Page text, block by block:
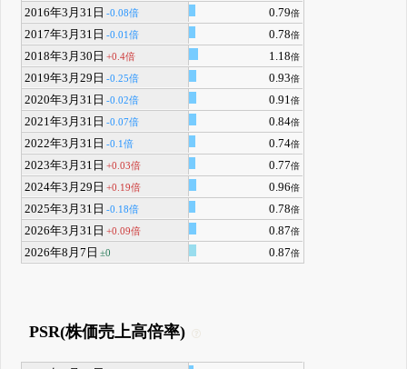
2016年3月31日 -0.08倍 0.79倍
2017年3月31日 -0.01倍 0.78倍
2018年3月30日 +0.4倍 1.18倍
2019年3月29日 -0.25倍 0.93倍
2020年3月31日 -0.02倍 0.91倍
2021年3月31日 -0.07倍 0.84倍
2022年3月31日 -0.1倍 0.74倍
2023年3月31日 +0.03倍 0.77倍
2024年3月29日 +0.19倍 0.96倍
2025年3月31日 -0.18倍 0.78倍
2026年3月31日 +0.09倍 0.87倍
2026年8月7日 ±0 0.87倍
PSR(株価売上高倍率)